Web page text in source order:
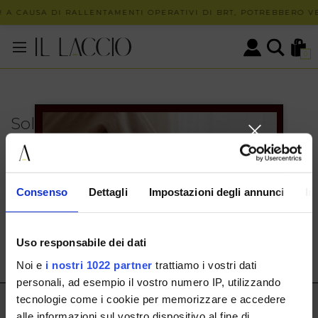
Consenso Dettagli Impostazioni degli annunci
Uso responsabile dei dati
Noi e i nostri 1022 partner trattiamo i vostri dati
personali, ad esempio il vostro numero IP, utilizzando
tecnologie come i cookie per memorizzare e accedere
A CAUSA DI RALLENTAMENTI OPERATIVI DI BRT, POTREBBERO
0
Solo in negozio
PUOI TROVARE QUESTO ARTICOLO SOLO PRESSO I
NOSTRI PUNTI VENDITA:
customerservice@illaccio.it
IL LACCIO